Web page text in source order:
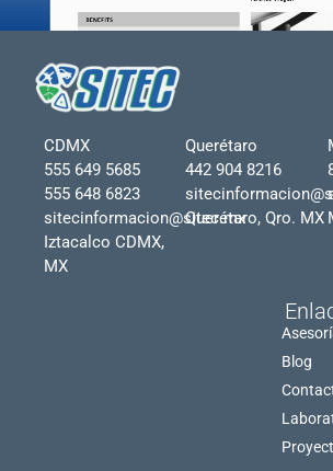
CDMX
555 649 5685
555 648 6823
sitecinformacion@sitec.mx
Iztacalco CDMX,
MX
Querétaro
442 904 8216
Querétaro, Qro. MX
Blog